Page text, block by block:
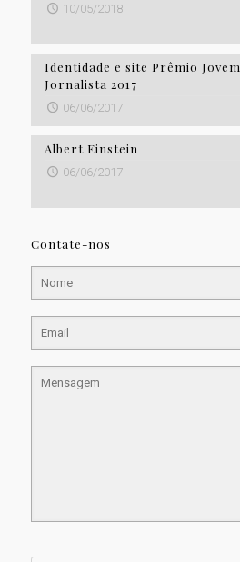
10/05/2018
Identidade e site Prêmio Jovem
Jornalista 2017
06/06/2017
Albert Einstein
06/06/2017
Contate-nos